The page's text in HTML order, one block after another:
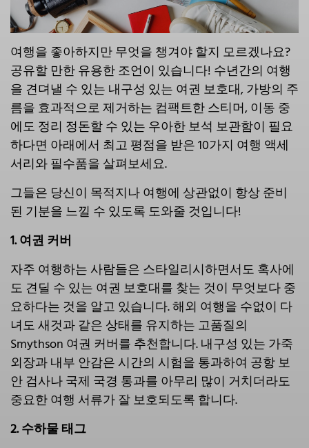
여행을 좋아하지만 무엇을 챙겨야 할지 모르겠나요?
공유할 만한 유용한 조언이 있습니다! 수년간의 여행
을 견뎌낼 수 있는 내구성 있는 여권 보호대, 가방의 주
름을 효과적으로 제거하는 컴팩트한 스티머, 이동 중
에도 정리 정돈할 수 있는 우아한 보석 보관함이 필요
하다면 아래에서 최고 평점을 받은 10가지 여행 액세
서리와 필수품을 살펴보세요.
그들은 당신이 목적지나 여행에 상관없이 항상 준비
된 기분을 느낄 수 있도록 도와줄 것입니다!
1. 여권 커버
자주 여행하는 사람들은 스타일리시하면서도 혹사에
도 견딜 수 있는 여권 보호대를 찾는 것이 무엇보다 중
요하다는 것을 알고 있습니다. 해외 여행을 수없이 다
녀도 새것과 같은 상태를 유지하는 고품질의
Smythson 여권 커버를 추천합니다. 내구성 있는 가죽
외장과 내부 안감은 시간의 시험을 통과하여 공항 보
안 검사나 국제 국경 통과를 아무리 많이 거치더라도
중요한 여행 서류가 잘 보호되도록 합니다.
2. 수하물 태그